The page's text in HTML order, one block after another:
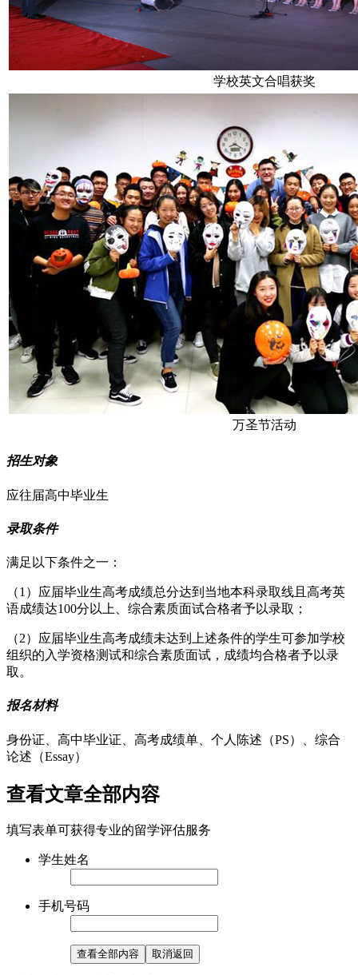
学校英文合唱获奖
万圣节活动
招生对象
应往届高中毕业生
录取条件
满足以下条件之一：
（1）应届毕业生高考成绩总分达到当地本科录取线且高考英
语成绩达100分以上、综合素质面试合格者予以录取；
（2）应届毕业生高考成绩未达到上述条件的学生可参加学校
组织的入学资格测试和综合素质面试，成绩均合格者予以录
取。
报名材料
身份证、高中毕业证、高考成绩单、个人陈述（PS）、综合
论述（Essay）
查看文章全部内容
填写表单可获得专业的留学评估服务
学生姓名
手机号码
查看全部内容 取消返回